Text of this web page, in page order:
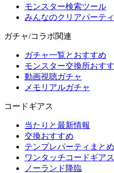
モンスター検索ツール
みんなのクリアパーテ
ガチャ/コラボ関連
ガチャ一覧とおすすめ
モンスター交換所おす
動画視聴ガチャ
メモリアルガチャ
コードギアス
当たりと最新情報
交換おすすめ
テンプレパーティまとめ
ワンタッチコードギアス
ノーランド降臨